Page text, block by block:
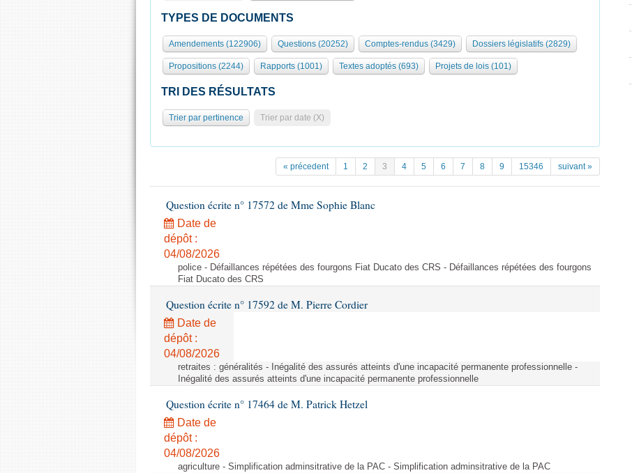
TYPES DE DOCUMENTS
Amendements (122906) Questions (20252) Comptes-rendus (3429) Dossiers législatifs (2829)
Propositions (2244) Rapports (1001) Textes adoptés (693) Projets de lois (101)
TRI DES RÉSULTATS
Trier par pertinence Trier par date (X)
« précedent 1 2 3 4 5 6 7 8 9 15346 suivant »
Question écrite n° 17572 de Mme Sophie Blanc
Date de
dépôt :
04/08/2026
police - Défaillances répétées des fourgons Fiat Ducato des CRS - Défaillances répétées des fourgons
Fiat Ducato des CRS
Question écrite n° 17592 de M. Pierre Cordier
Date de
dépôt :
04/08/2026
retraites : généralités - Inégalité des assurés atteints d'une incapacité permanente professionnelle -
Inégalité des assurés atteints d'une incapacité permanente professionnelle
Question écrite n° 17464 de M. Patrick Hetzel
Date de
dépôt :
04/08/2026
agriculture - Simplification adminsitrative de la PAC - Simplification adminsitrative de la PAC